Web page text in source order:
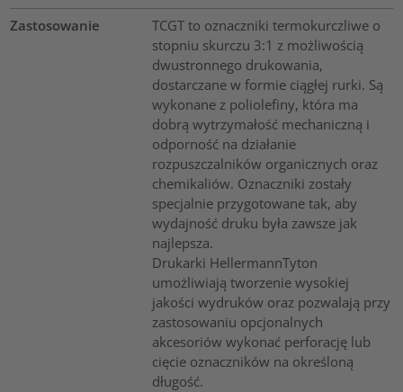
Zastosowanie
TCGT to oznaczniki termokurczliwe o
stopniu skurczu 3:1 z możliwością
dwustronnego drukowania,
dostarczane w formie ciągłej rurki. Są
wykonane z poliolefiny, która ma
dobrą wytrzymałość mechaniczną i
odporność na działanie
rozpuszczalników organicznych oraz
chemikaliów. Oznaczniki zostały
specjalnie przygotowane tak, aby
wydajność druku była zawsze jak
najlepsza.
Drukarki HellermannTyton
umożliwiają tworzenie wysokiej
jakości wydruków oraz pozwalają przy
zastosowaniu opcjonalnych
akcesoriów wykonać perforację lub
cięcie oznaczników na określoną
długość.